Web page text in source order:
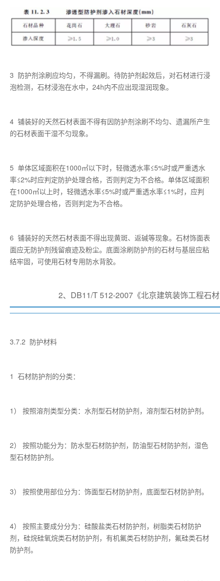
3 防护剂涂刷应均匀，不得漏刷。待防护剂起效后，对石材进行浸
泡检测，石材浸泡在水中，24h内不应出现湿润现象。
4 铺装好的天然石材表面不得有因防护剂涂刷不均匀、遗漏所产生
的石材表面干湿不匀现象。
5 单体区域面积在1000㎡以下时，轻微透水率≤5%时或严重透水
率≤2%时应判定防护处理合格，否则判定为不合格。单体区域面积
在1000㎡以上时，轻微透水率≤5%时或严重透水率≤1%时，应判
定防护处理合格，否则判定为不合格。
6 铺装好的天然石材表面不得出现黄斑、返碱等现象。石材饰面表
面应无防护剂残留痕迹及粉尘。底面涂刷防护剂的石材与基层应粘
结牢固，可使用石材专用防水背胶。
2、DB11/T 512-2007《北京建筑装饰工程石
3.7.2 防护材料
1 石材防护剂的分类：
1） 按照溶剂类型分类：水剂型石材防护剂，溶剂型石材防护剂。
2） 按照功能分为：防水型石材防护剂，防油型石材防护剂，湿色
型石材防护剂。
3） 按照使用部位分为：饰面型石材防护剂，底面型石材防护剂。
4） 按照主要成分分为：硅酸盐类石材防护剂，树脂类石材防护
剂，硅烷硅氧烷类石材防护剂，有机氟类石材防护剂，氟硅类石材
防护剂。